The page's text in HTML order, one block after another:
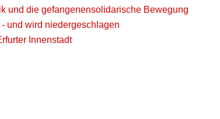
und die gefangenensolidarische Bewegung
und wird niedergeschlagen
Innenstadt